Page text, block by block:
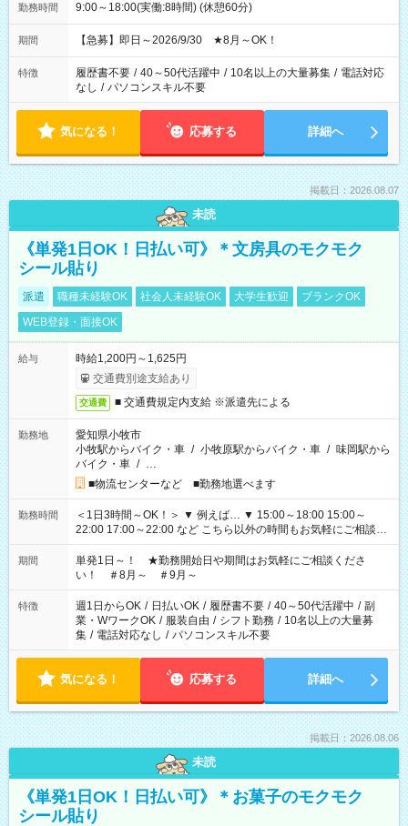
勤務時間 9:00～18:00(実働:8時間) (休憩60分)
期間 【急募】即日～2026/9/30 ★8月～OK！
特徴 履歴書不要 / 40～50代活躍中 / 10名以上の大量募集 / 電話対応
なし / パソコンスキル不要
気になる！ 応募する 詳細へ
掲載日：2026.08.07
未読
《単発1日OK！日払い可》＊文房具のモクモク
シール貼り
派遣 職種未経験OK 社会人未経験OK 大学生歓迎
ブランクOK
WEB登録・面接OK
給与
時給1,200円～1,625円
交通費別途支給あり
交通費 ■ 交通費規定内支給 ※派遣先による
勤務地
愛知県小牧市
小牧駅からバイク・車 / 小牧原駅からバイク・車 / 味岡駅から
バイク・車 / …
■物流センターなど ■勤務地選べます
勤務時間
＜1日3時間～OK！＞ ▼ 例えば… ▼ 15:00～18:00 15:00～
22:00 17:00～22:00 など こちら以外の時間もお気軽にご相談く
ださい！
期間
単発1日～！ ★勤務開始日や期間はお気軽にご相談くださ
い！ ＃8月～ ＃9月～
特徴 週1日からOK / 日払いOK / 履歴書不要 / 40～50代活躍中 / 副
業・WワークOK / 服装自由 / シフト勤務 / 10名以上の大量募
集 / 電話対応なし / パソコンスキル不要
気になる！ 応募する 詳細へ
掲載日：2026.08.06
未読
《単発1日OK！日払い可》＊お菓子のモクモク
シール貼り